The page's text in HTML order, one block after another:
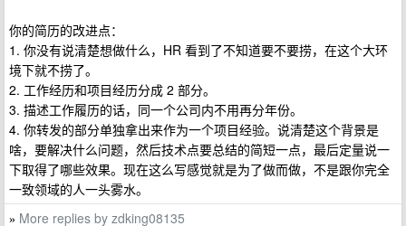
你的简历的改进点：
1. 你没有说清楚想做什么，HR 看到了不知道要不要捞，在这个大环
境下就不捞了。
2. 工作经历和项目经历分成 2 部分。
3. 描述工作履历的话，同一个公司内不用再分年份。
4. 你转发的部分单独拿出来作为一个项目经验。说清楚这个背景是
啥，要解决什么问题，然后技术点要总结的简短一点，最后定量说一
下取得了哪些效果。现在这么写感觉就是为了做而做，不是跟你完全
一致领域的人一头雾水。
» More replies by zdking08135